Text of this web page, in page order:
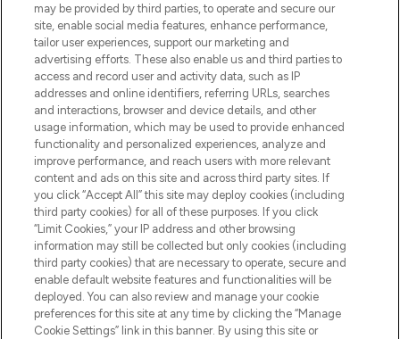
oder über die App mit kostenloser
Lieferung ab einem Einkaufswert von 30€.
Cookie-Einwilligung
Do Not Sell or Share My Personal
Information
HILFE & INFORMATION
IMPRESSUM
ÜBER LOOKFANTASTIC
COVID-19
may be provided by third parties, to operate and secure our
site, enable social media features, enhance performance,
tailor user experiences, support our marketing and
advertising efforts. These also enable us and third parties to
access and record user and activity data, such as IP
addresses and online identifiers, referring URLs, searches
and interactions, browser and device details, and other
usage information, which may be used to provide enhanced
functionality and personalized experiences, analyze and
improve performance, and reach users with more relevant
content and ads on this site and across third party sites. If
you click “Accept All” this site may deploy cookies (including
third party cookies) for all of these purposes. If you click
“Limit Cookies,” your IP address and other browsing
information may still be collected but only cookies (including
third party cookies) that are necessary to operate, secure and
enable default website features and functionalities will be
deployed. You can also review and manage your cookie
preferences for this site at any time by clicking the “Manage
Cookie Settings” link in this banner. By using this site or